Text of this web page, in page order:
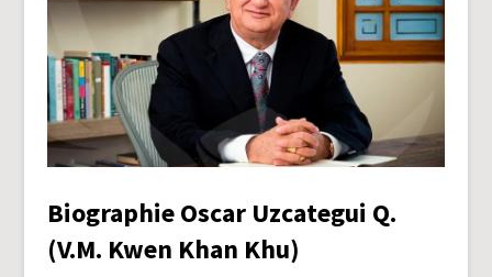
Biographie Oscar Uzcategui Q.
(V.M. Kwen Khan Khu)